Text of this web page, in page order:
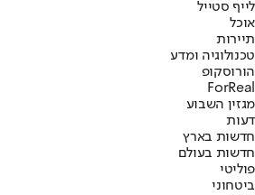
לייף סטייל
אוכל
תיירות
טכנולוגיה ומדע
הורוסקופ
ForReal
מגזין השבוע
דעות
חדשות בארץ
חדשות בעולם
פוליטי
ביטחוני